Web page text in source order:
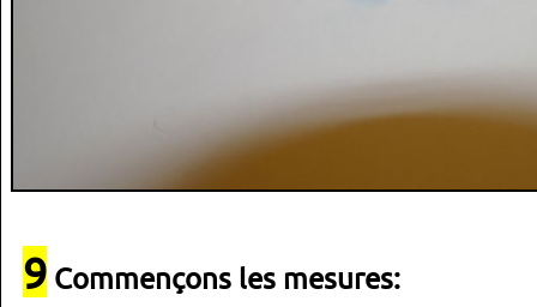
9 Commençons les mesures: